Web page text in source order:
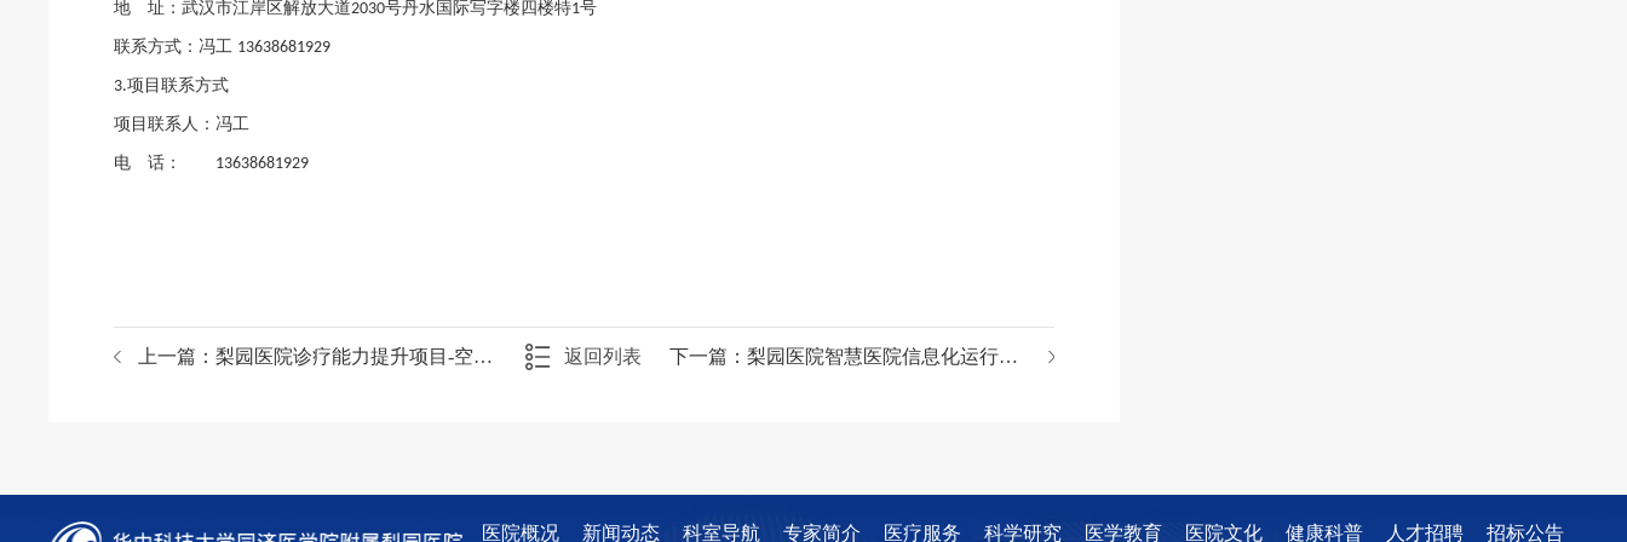
地 址：武汉市江岸区解放大道2030号丹水国际写字楼四楼特1号
联系方式：冯工 13638681929
3.项目联系方式
项目联系人：冯工
电 话： 13638681929
上一篇： 梨园医院诊疗能力提升项目-空气消毒机等设备采购公开招标公告 返回列表 梨园医院智慧医院信息化运行维护项目
下一篇：
医院概况 新闻动态 科室导航 专家简介 医疗服务 科学研究 医学教育 医院文化 健康科普 人才招聘 招标公告